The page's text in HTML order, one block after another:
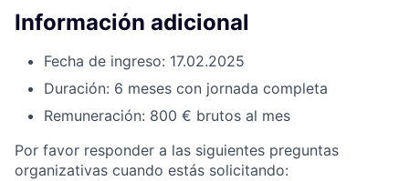
Información adicional
Fecha de ingreso: 17.02.2025
Duración: 6 meses con jornada completa
Remuneración: 800 € brutos al mes
Por favor responder a las siguientes preguntas
organizativas cuando estás solicitando: